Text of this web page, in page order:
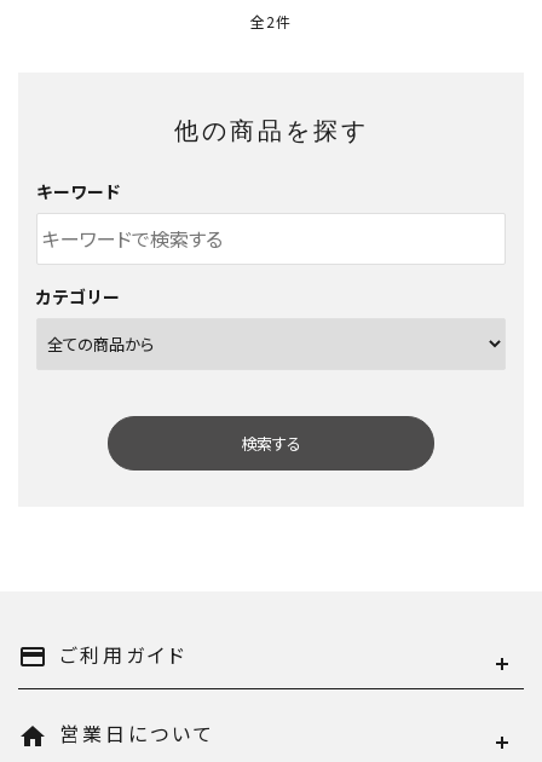
全2件
他の商品を探す
キーワード
カテゴリー
検索する
キーワード
payment ご利用ガイド
home 営業日について